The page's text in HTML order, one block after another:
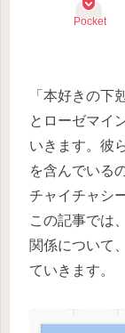
Pocket
「本好きの下
とローゼマイ
いきます。彼
を含んでいる
チャイチャシ
この記事では
関係について
ていきます。